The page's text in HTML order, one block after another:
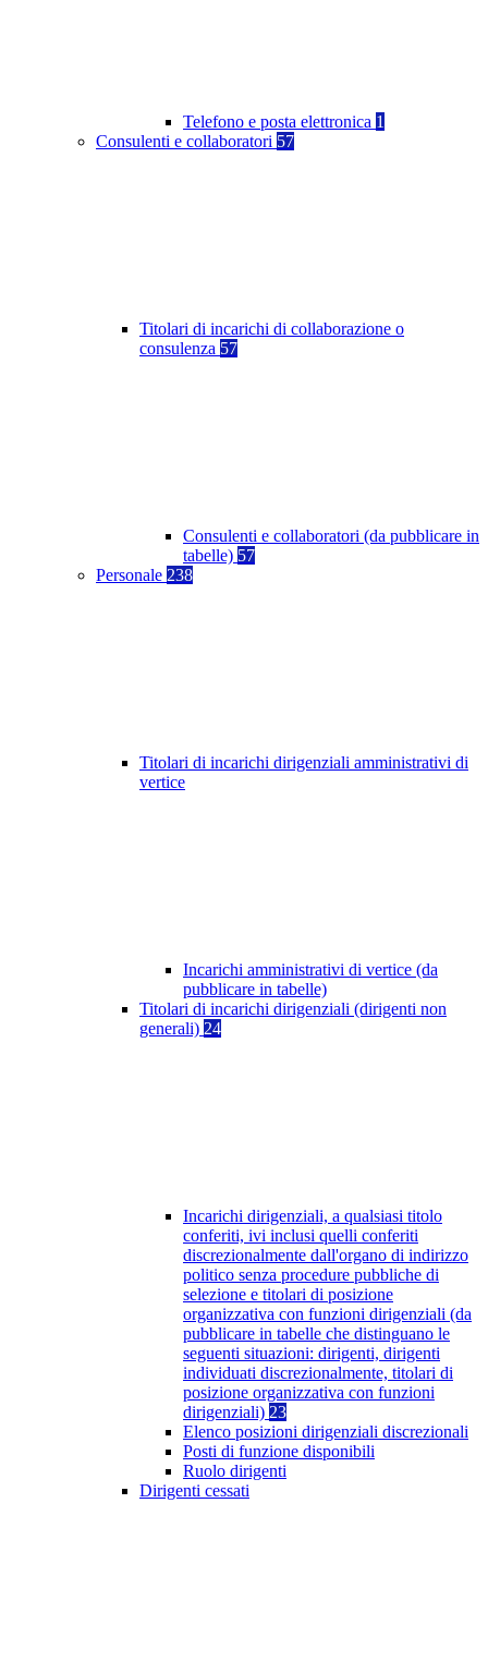
Telefono e posta elettronica 1
Consulenti e collaboratori 57
Titolari di incarichi di collaborazione o
consulenza 57
Consulenti e collaboratori (da pubblicare in
tabelle) 57
Personale 238
Titolari di incarichi dirigenziali amministrativi di
vertice
Incarichi amministrativi di vertice (da
pubblicare in tabelle)
Titolari di incarichi dirigenziali (dirigenti non
generali) 24
Incarichi dirigenziali, a qualsiasi titolo
conferiti, ivi inclusi quelli conferiti
discrezionalmente dall'organo di indirizzo
politico senza procedure pubbliche di
selezione e titolari di posizione
organizzativa con funzioni dirigenziali (da
pubblicare in tabelle che distinguano le
seguenti situazioni: dirigenti, dirigenti
individuati discrezionalmente, titolari di
posizione organizzativa con funzioni
dirigenziali) 23
Elenco posizioni dirigenziali discrezionali
Posti di funzione disponibili
Ruolo dirigenti
Dirigenti cessati